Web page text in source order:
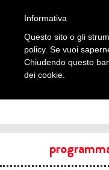
Informativa
Questo sito o gli
policy. Se vuoi
Chiudendo questo
dei cookie.